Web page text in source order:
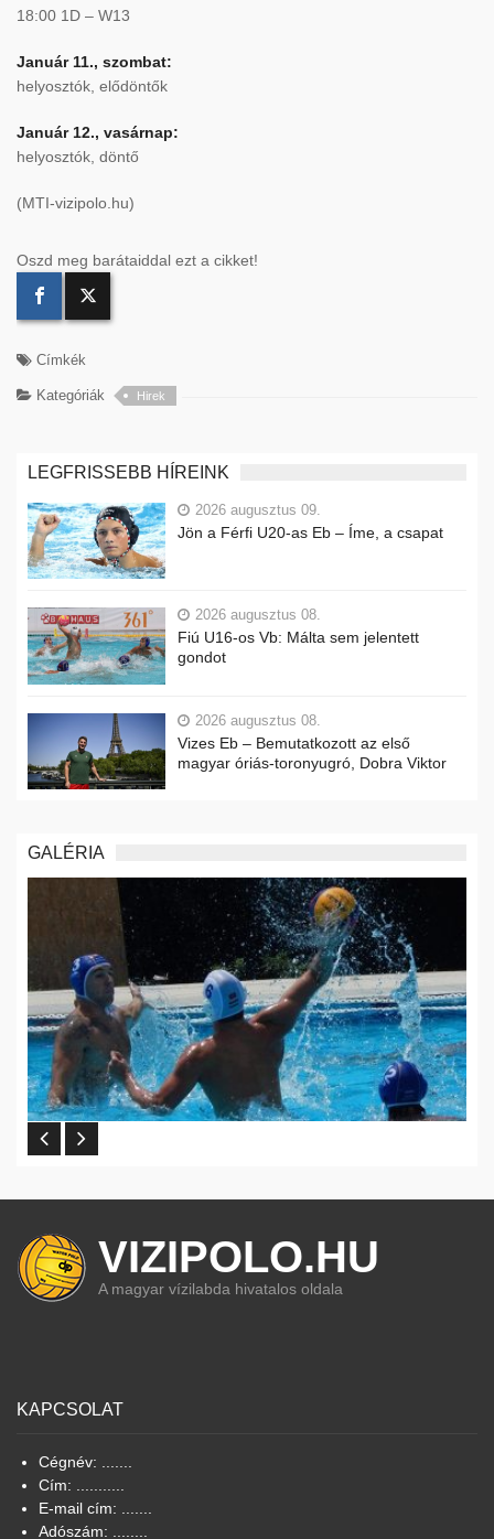
18:00 1D – W13
Január 11., szombat:
helyosztók, elődöntők
Január 12., vasárnap:
helyosztók, döntő
(MTI-vizipolo.hu)
Oszd meg barátaiddal ezt a cikket!
Címkék
Kategóriák Hirek
LEGFRISSEBB HÍREINK
2026 augusztus 09.
Jön a Férfi U20-as Eb – Íme, a csapat
2026 augusztus 08.
Fiú U16-os Vb: Málta sem jelentett
gondot
2026 augusztus 08.
Vizes Eb – Bemutatkozott az első
magyar óriás-toronyugró, Dobra Viktor
GALÉRIA
VIZIPOLO.HU
A magyar vízilabda hivatalos oldala
KAPCSOLAT
Cégnév: .......
Cím: ...........
E-mail cím: .......
Adószám: ........